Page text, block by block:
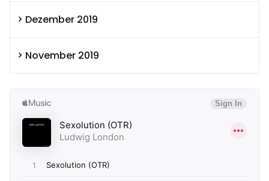
Dezember 2019
November 2019